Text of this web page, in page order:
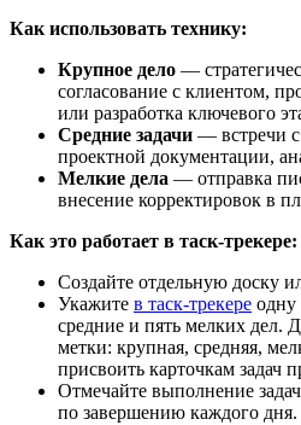
Как использовать технику:
Крупное дело —
согласование с клиентом,
или разработка ключевого
Средние задачи — встречи
проектной документации,
Мелкие дела — отправка
внесение корректировок в
Как это работает в таск-трекере:
Создайте отдельную доску
Укажите в таск-трекере одну
средние и пять мелких дел.
метки: крупная, средняя,
присвоить карточкам задач
Отмечайте выполнение
по завершению каждого дня.